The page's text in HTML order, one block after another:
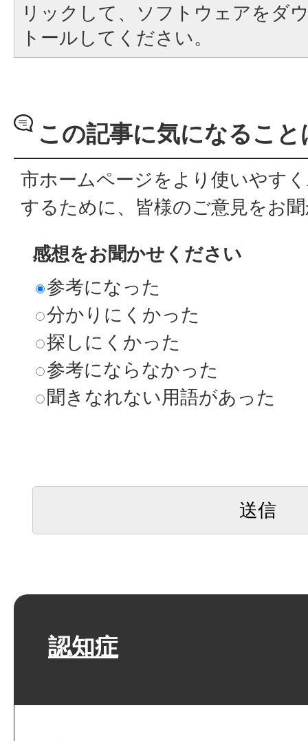
リックして、ソフトウェアをダ
トールしてください。
この記事に気になるこ
市ホームページをより使いやす
するために、皆様のご意見をお
感想をお聞かせください
参考になった
分かりにくかった
探しにくかった
参考にならなかった
聞きなれない用語があった
認知症